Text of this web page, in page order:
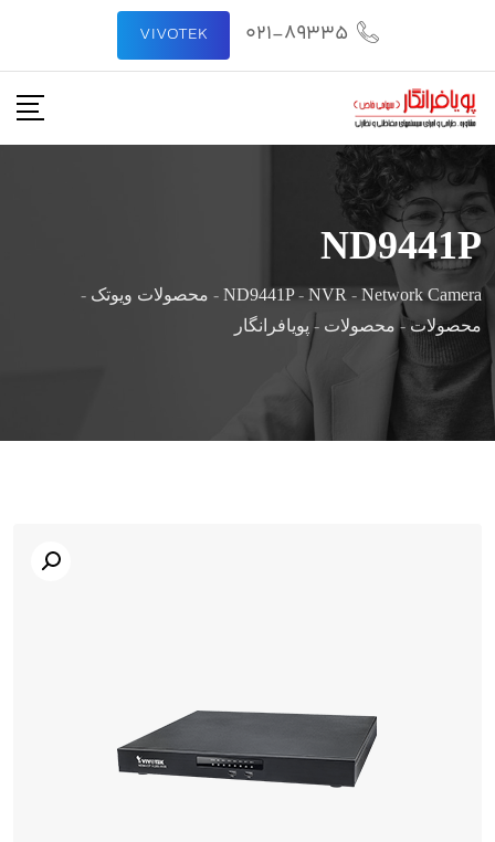
021-89335
VIVOTEK
ND9441P
ND9441P- NVR - Network Camera
- محصولات ویوتک -
محصولات - محصولات - پویافرانگار